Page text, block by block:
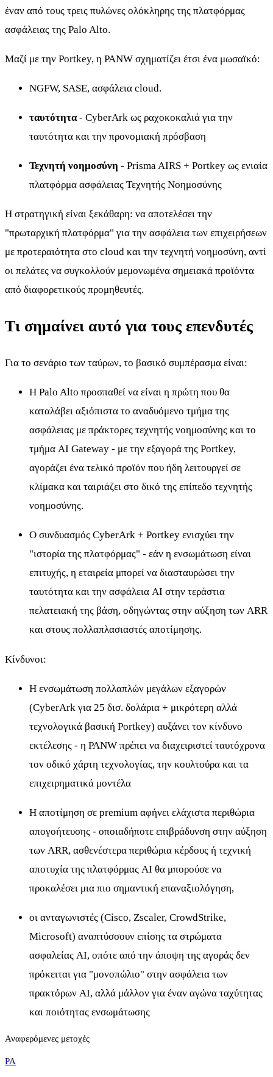
έναν από τους τρεις πυλώνες ολόκληρης της πλατφόρμας
ασφάλειας της Palo Alto.
Μαζί με την Portkey, η PANW σχηματίζει έτσι ένα μωσαϊκό:
NGFW, SASE, ασφάλεια cloud.
ταυτότητα- CyberArk ως ραχοκοκαλιά για την
ταυτότητα και την προνομιακή πρόσβαση
Τεχνητή νοημοσύνη - Prisma AIRS + Portkey ως ενιαία
πλατφόρμα ασφάλειας Τεχνητής Νοημοσύνης
Η στρατηγική είναι ξεκάθαρη: να αποτελέσει την
"πρωταρχική πλατφόρμα" για την ασφάλεια των επιχειρήσεων
με προτεραιότητα στο cloud και την τεχνητή νοημοσύνη, αντί
οι πελάτες να συγκολλούν μεμονωμένα σημειακά προϊόντα
από διαφορετικούς προμηθευτές.
Τι σημαίνει αυτό για τους επενδυτές
Για το σενάριο των ταύρων, το βασικό συμπέρασμα είναι:
Η Palo Alto προσπαθεί να είναι η πρώτη που θα
καταλάβει αξιόπιστα το αναδυόμενο τμήμα της
ασφάλειας με πράκτορες τεχνητής νοημοσύνης και το
τμήμα AI Gateway - με την εξαγορά της Portkey,
αγοράζει ένα τελικό προϊόν που ήδη λειτουργεί σε
κλίμακα και ταιριάζει στο δικό της επίπεδο τεχνητής
νοημοσύνης.
Ο συνδυασμός CyberArk + Portkey ενισχύει την
"ιστορία της πλατφόρμας" - εάν η ενσωμάτωση είναι
επιτυχής, η εταιρεία μπορεί να διασταυρώσει την
ταυτότητα και την ασφάλεια AI στην τεράστια
πελατειακή της βάση, οδηγώντας στην αύξηση των ARR
και στους πολλαπλασιαστές αποτίμησης.
Κίνδυνοι:
Η ενσωμάτωση πολλαπλών μεγάλων εξαγορών
(CyberArk για 25 δισ. δολάρια + μικρότερη αλλά
τεχνολογικά βασική Portkey) αυξάνει τον κίνδυνο
εκτέλεσης - η PANW πρέπει να διαχειριστεί ταυτόχρονα
τον οδικό χάρτη τεχνολογίας, την κουλτούρα και τα
επιχειρηματικά μοντέλα
Η αποτίμηση σε premium αφήνει ελάχιστα περιθώρια
απογοήτευσης - οποιαδήποτε επιβράδυνση στην αύξηση
των ARR, ασθενέστερα περιθώρια κέρδους ή τεχνική
αποτυχία της πλατφόρμας AI θα μπορούσε να
προκαλέσει μια πιο σημαντική επαναξιολόγηση,
οι ανταγωνιστές (Cisco, Zscaler, CrowdStrike,
Microsoft) αναπτύσσουν επίσης τα στρώματα
ασφαλείας AI, οπότε από την άποψη της αγοράς δεν
πρόκειται για "μονοπώλιο" στην ασφάλεια των
πρακτόρων AI, αλλά μάλλον για έναν αγώνα ταχύτητας
και ποιότητας ενσωμάτωσης
Αναφερόμενες μετοχές
PA